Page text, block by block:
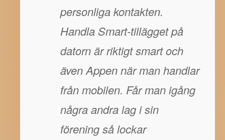
personliga kontakten.
Handla Smart-tillägget på
datorn är riktigt smart och
även Appen när man handlar
från mobilen. Får man igång
några andra lag i sin
förening så lockar